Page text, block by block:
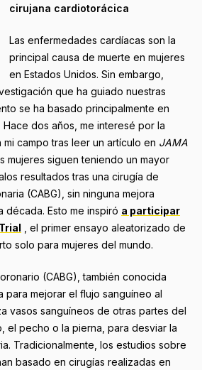
cirujana cardiotorácica
Las enfermedades cardíacas son la
principal causa de muerte en mujeres
en Estados Unidos. Sin embargo,
que ha guiado nuestras
se ha basado principalmente en
dos años, me interesé por la
campo tras leer un artículo en JAMA
mujeres siguen teniendo un mayor
resultados tras una cirugía de
(CABG), sin ninguna mejora
década. Esto me inspiró a participar
, el primer ensayo aleatorizado de
solo para mujeres del mundo.
(CABG), también conocida
para mejorar el flujo sanguíneo al
vasos sanguíneos de otras partes del
el pecho o la pierna, para desviar la
Tradicionalmente, los estudios sobre
basado en cirugías realizadas en